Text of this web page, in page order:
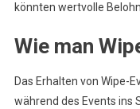
könnten wertvolle
Wie man
Das Erhalten von Wipe-
während des Events ins